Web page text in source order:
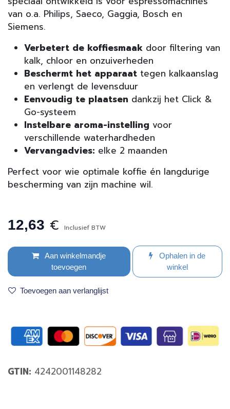
van o.a. Philips, Saeco, Gaggia, Bosch en
Siemens.
Verbetert de koffiesmaak door filtering van
kalk, chloor en onzuiverheden
Beschermt het apparaat tegen kalkaanslag
en verlengt de levensduur
Eenvoudig te plaatsen dankzij het Click &
Go-systeem
Instelbare aroma-instelling voor
verschillende waterhardheden
Vervangadvies: elke 2 maanden
Perfect voor wie optimale koffie én langdurige
bescherming van zijn machine wil.
12,63 € Inclusief BTW
Aan winkelmandje
toevoegen
Ophalen in de
winkel
Toevoegen aan verlanglijst
GTIN: 4242001148282